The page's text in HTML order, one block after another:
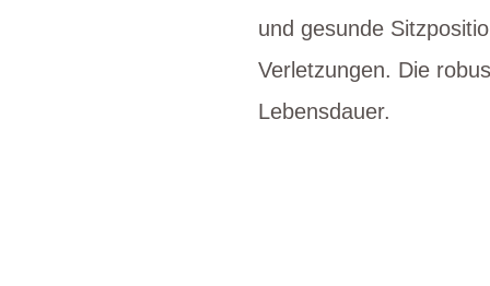
und gesunde
Verletzungen. Die
Lebensdauer.